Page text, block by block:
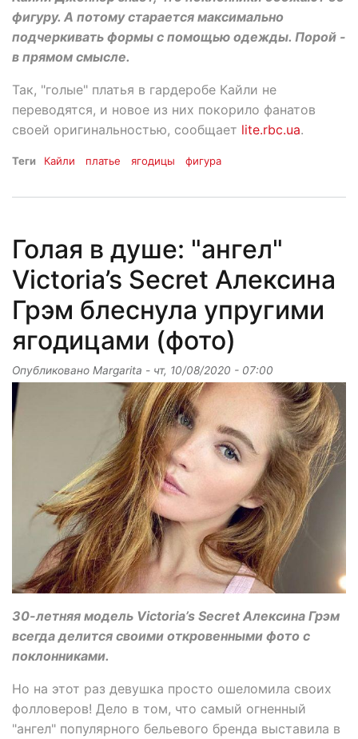
фигуру. А потому старается максимально
подчеркивать формы с помощью одежды. Порой -
в прямом смысле.
Так, "голые" платья в гардеробе Кайли не
переводятся, и новое из них покорило фанатов
своей оригинальностью, сообщает lite.rbc.ua.
Теги Кайли платье ягодицы фигура
Голая в душе: "ангел"
Victoria’s Secret Алексина
Грэм блеснула упругими
ягодицами (фото)
Опубликовано Margarita - чт, 10/08/2020 - 07:00
30-летняя модель Victoria’s Secret Алексина Грэм
всегда делится своими откровенными фото с
поклонниками.
Но на этот раз девушка просто ошеломила своих
фолловеров! Дело в том, что самый огненный
"ангел" популярного бельевого бренда выставила в